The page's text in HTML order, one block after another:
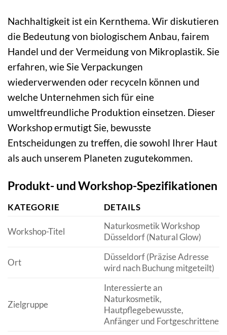
Nachhaltigkeit ist ein Kernthema. Wir diskutieren
die Bedeutung von biologischem Anbau, fairem
Handel und der Vermeidung von Mikroplastik. Sie
erfahren, wie Sie Verpackungen
wiederverwenden oder recyceln können und
welche Unternehmen sich für eine
umweltfreundliche Produktion einsetzen. Dieser
Workshop ermutigt Sie, bewusste
Entscheidungen zu treffen, die sowohl Ihrer Haut
als auch unserem Planeten zugutekommen.
Produkt- und Workshop-Spezifikationen
KATEGORIE DETAILS
Workshop-Titel
Naturkosmetik Workshop
Düsseldorf (Natural Glow)
Ort
Düsseldorf (Präzise Adresse
wird nach Buchung mitgeteilt)
Zielgruppe
Interessierte an
Naturkosmetik,
Hautpflegebewusste,
Anfänger und Fortgeschrittene